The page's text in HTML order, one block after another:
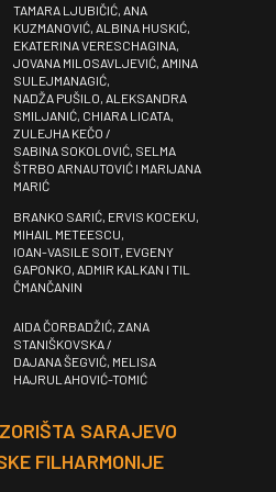
TAMARA LJUBIČIĆ, ANA
KUZMANOVIĆ, ALBINA HUSKIĆ,
EKATERINA VERESCHAGINA,
JOVANA MILOSAVLJEVIĆ, AMINA
SULEJMANAGIĆ,
NADŽA PUŠILO, ALEKSANDRA
SMILJANIĆ, CHIARA LICATA,
ZULEJHA KEČO /
SABINA SOKOLOVIĆ, SELMA
ŠTRBO ARNAUTOVIĆ I MARIJANA
MARIĆ
BRANKO SARIĆ, ERVIS KOCEKU,
MIHAIL METEESCU,
IOAN-VASILE SOIT, EVGENY
GAPONKO, ADMIR KALKAN I TIL
ČMANČANIN
AIDA ČORBADŽIĆ, ZANA
STANIŠKOVSKA /
DAJANA ŠEGVIĆ, MELISA
HAJRULAHOVIĆ-TOMIĆ
SARAJEVO
FILHARMONIJE